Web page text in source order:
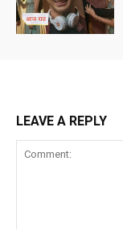
LEAVE A REPLY